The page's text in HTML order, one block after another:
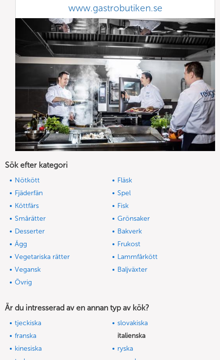
www.gastrobutiken.se
Sök efter kategori
Nötkött
Fläsk
Fjäderfän
Spel
Köttfärs
Fisk
Smårätter
Grönsaker
Desserter
Bakverk
Ägg
Frukost
Vegetariska rätter
Lammfårkött
Vegansk
Baljväxter
Övrig
Är du intresserad av en annan typ av kök?
tjeckiska
slovakiska
franska
italienska
kinesiska
ryska